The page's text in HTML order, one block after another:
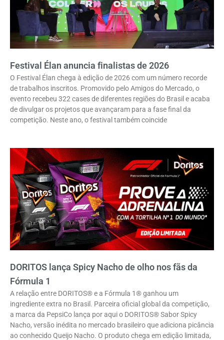
Festival Élan anuncia finalistas de 2026
O Festival Élan chega à edição de 2026 com um número recorde
de trabalhos inscritos. Promovido pelo Amigos do Mercado, o
evento recebeu 322 cases de diferentes regiões do Brasil e acaba
de divulgar os projetos que avançaram para a fase final da
competição. Neste ano, o festival também coincide
DORITOS lança Spicy Nacho de olho nos fãs da
Fórmula 1
A relação entre DORITOS® e a Fórmula 1® ganhou um
ingrediente extra no Brasil. Parceira oficial global da competição,
a marca da PepsiCo lança por aqui o DORITOS® Sabor Spicy
Nacho, versão inédita no mercado brasileiro que adiciona picância
ao conhecido Queijo Nacho. O produto chega em edição limitada,